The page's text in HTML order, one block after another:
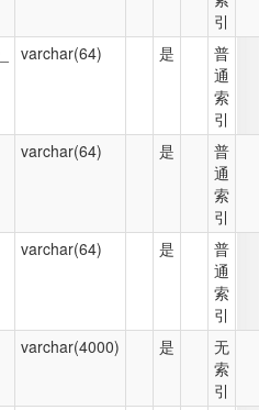
引
varchar(64) 是
普
通
索
引
varchar(64) 是
普
通
索
引
varchar(64) 是
普
通
索
引
varchar(4000) 是
无
索
引